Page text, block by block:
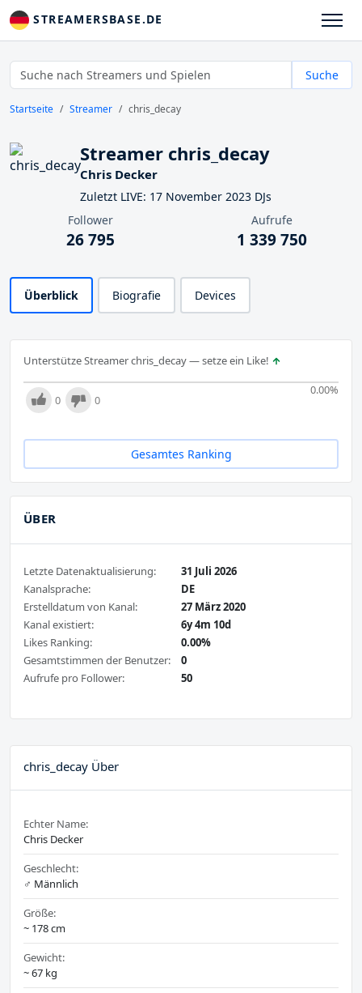
STREAMERSBASE.DE
Suche
Startseite Streamer chris_decay
Streamer chris_decay
Chris Decker
Zuletzt LIVE: 17 November 2023 DJs
Follower
26 795
Aufrufe
1 339 750
Überblick Biografie Devices
Unterstütze Streamer chris_decay — setze ein Like!
0.00%
0 0
Gesamtes Ranking
ÜBER
Letzte Datenaktualisierung:
31 Juli 2026
Kanalsprache:
DE
Erstelldatum von Kanal:
27 März 2020
Kanal existiert:
6y 4m 10d
Likes Ranking:
0.00%
Gesamtstimmen der Benutzer:
0
Aufrufe pro Follower:
50
chris_decay Über
Echter Name:
Chris Decker
Geschlecht:
♂️ Männlich
Größe:
~ 178 cm
Gewicht:
~ 67 kg